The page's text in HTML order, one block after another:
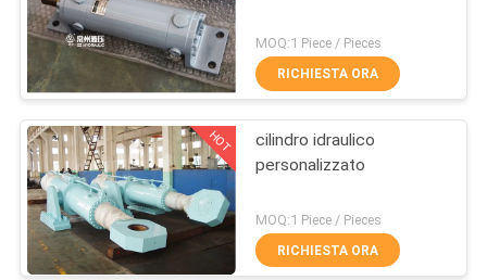
VISITA
ALLA
FABBRICA
CONTROLLO
DELLA
QUALITÀ
semplice effetto
Doppio cilindro
idraulico sostituto
MOQ:1 Piece / Pieces
RICHIESTA ORA
HOT
cilindro idraulico
personalizzato
MOQ:1 Piece / Pieces
RICHIESTA ORA